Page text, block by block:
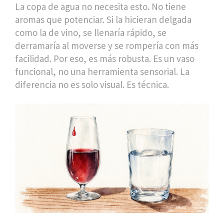
La copa de agua no necesita esto. No tiene
aromas que potenciar. Si la hicieran delgada
como la de vino, se llenaría rápido, se
derramaría al moverse y se rompería con más
facilidad. Por eso, es más robusta. Es un vaso
funcional, no una herramienta sensorial. La
diferencia no es solo visual. Es técnica.